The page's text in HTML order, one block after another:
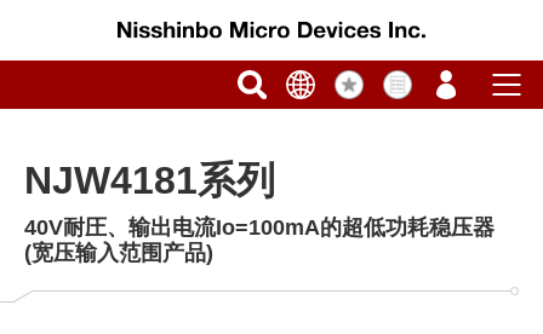
NJW4181系列
40V耐圧、输出电流Io=100mA的超低功耗稳压器
(宽压输入范围产品)